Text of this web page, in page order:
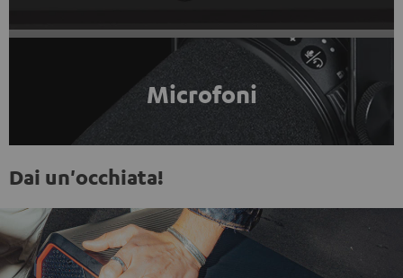
Microfoni
Dai un'occhiata!